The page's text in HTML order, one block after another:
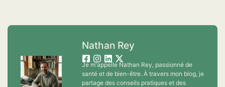
Nathan Rey
Je m'appelle Nathan Rey, passionné de
santé et de bien-être. À travers mon blog, je
partage des conseils pratiques et des